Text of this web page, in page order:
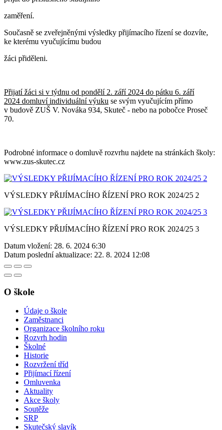
zaměření.
Současně se zveřejněnými výsledky přijímacího řízení se dozvíte,
ke kterému vyučujícímu budou
žáci přiděleni.
Přijatí žáci si v týdnu od pondělí 2. září 2024 do pátku 6. září
2024 domluví individuální výuku se svým vyučujícím přímo
v budově ZUŠ V. Nováka 934, Skuteč - nebo na pobočce Proseč
70.
Podrobné informace o domluvě rozvrhu najdete na stránkách školy:
www.zus-skutec.cz
VÝSLEDKY PŘIJÍMACÍHO ŘÍZENÍ PRO ROK 2024/25 2
VÝSLEDKY PŘIJÍMACÍHO ŘÍZENÍ PRO ROK 2024/25 3
Datum vložení: 28. 6. 2024 6:30
Datum poslední aktualizace: 22. 8. 2024 12:08
O škole
Údaje o škole
Zaměstnanci
Organizace školního roku
Rozvrh hodin
Školné
Historie
Rozvržení tříd
Přijímací řízení
Omluvenka
Aktuality
Akce školy
Soutěže
SRP
Skutečský slavík